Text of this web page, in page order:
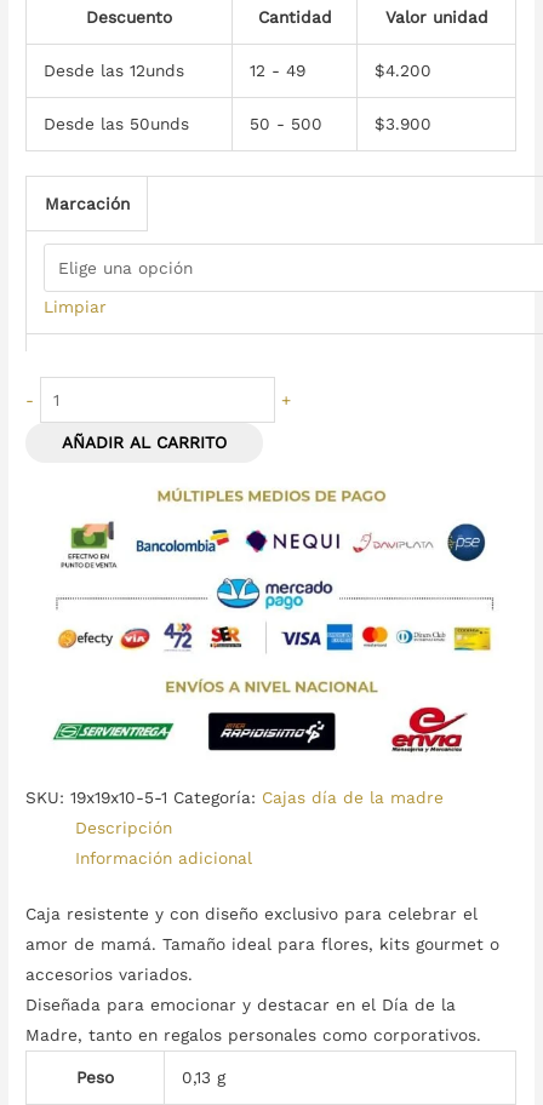
Descuento Cantidad Valor unidad
Desde las 12unds 12 - 49 $4.200
Desde las 50unds 50 - 500 $3.900
Marcación
Limpiar
- +
AÑADIR AL CARRITO
SKU:19x19x10-5-1 Categoría: Cajas día de la madre
Descripción
Información adicional
Caja resistente y con diseño exclusivo para celebrar el
amor de mamá. Tamaño ideal para flores, kits gourmet o
accesorios variados.
Diseñada para emocionar y destacar en el Día de la
Madre, tanto en regalos personales como corporativos.
Peso 0,13 g